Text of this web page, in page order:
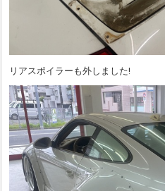
リアスポイラーも外しました!